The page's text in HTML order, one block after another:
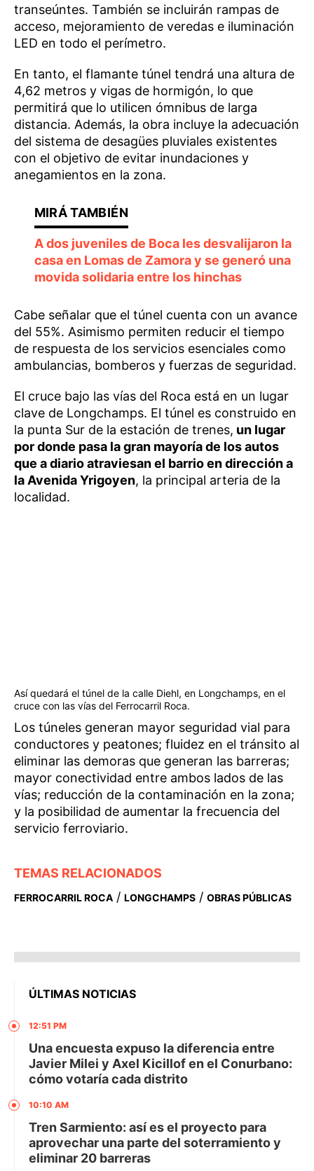
transeúntes. También se incluirán rampas de
acceso, mejoramiento de veredas e iluminación
LED en todo el perímetro.
En tanto, el flamante túnel tendrá una altura de
4,62 metros y vigas de hormigón, lo que
permitirá que lo utilicen ómnibus de larga
distancia. Además, la obra incluye la adecuación
del sistema de desagües pluviales existentes
con el objetivo de evitar inundaciones y
anegamientos en la zona.
A dos juveniles de Boca les desvalijaron la
casa en Lomas de Zamora y se generó una
movida solidaria entre los hinchas
Cabe señalar que el túnel cuenta con un avance
del 55%. Asimismo permiten reducir el tiempo
de respuesta de los servicios esenciales como
ambulancias, bomberos y fuerzas de seguridad.
El cruce bajo las vías del Roca está en un lugar
clave de Longchamps. El túnel es construido en
la punta Sur de la estación de trenes, un lugar
por donde pasa la gran mayoría de los autos
que a diario atraviesan el barrio en dirección a
la Avenida Yrigoyen, la principal arteria de la
localidad.
Así quedará el túnel de la calle Diehl, en Longchamps, en el
cruce con las vías del Ferrocarril Roca.
Los túneles generan mayor seguridad vial para
conductores y peatones; fluidez en el tránsito al
eliminar las demoras que generan las barreras;
mayor conectividad entre ambos lados de las
vías; reducción de la contaminación en la zona;
y la posibilidad de aumentar la frecuencia del
servicio ferroviario.
TEMAS RELACIONADOS
FERROCARRIL ROCA / LONGCHAMPS / OBRAS PÚBLICAS
ÚLTIMAS NOTICIAS
12:51 PM
Una encuesta expuso la diferencia entre
Javier Milei y Axel Kicillof en el Conurbano:
cómo votaría cada distrito
10:10 AM
Tren Sarmiento: así es el proyecto para
aprovechar una parte del soterramiento y
eliminar 20 barreras